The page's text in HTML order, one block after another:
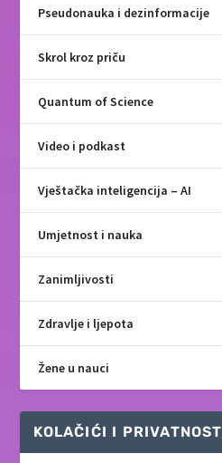
Pseudonauka i dezinformacije
Skrol kroz priču
Quantum of Science
Video i podkast
Vještačka inteligencija – AI
Umjetnost i nauka
Zanimljivosti
Zdravlje i ljepota
Žene u nauci
KOLAČIĆI I PRIVATNOST